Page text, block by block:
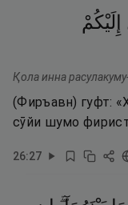
إِلَيْكُمْ
Қола инна
(Фиръавн) гуфт:
сӯйи шумо
26:27